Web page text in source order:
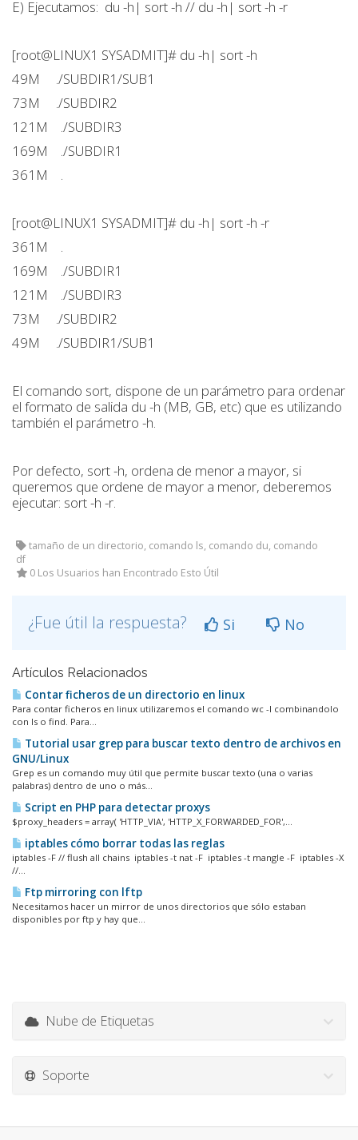
E) Ejecutamos: du -h| sort -h // du -h| sort -h -r
[root@LINUX1 SYSADMIT]# du -h| sort -h
49M ./SUBDIR1/SUB1
73M ./SUBDIR2
121M ./SUBDIR3
169M ./SUBDIR1
361M .
[root@LINUX1 SYSADMIT]# du -h| sort -h -r
361M .
169M ./SUBDIR1
121M ./SUBDIR3
73M ./SUBDIR2
49M ./SUBDIR1/SUB1
El comando sort, dispone de un parámetro para ordenar
el formato de salida du -h (MB, GB, etc) que es utilizando
también el parámetro -h.
Por defecto, sort -h, ordena de menor a mayor, si
queremos que ordene de mayor a menor, deberemos
ejecutar: sort -h -r.
tamaño de un directorio, comando ls, comando du, comando
df
0 Los Usuarios han Encontrado Esto Útil
¿Fue útil la respuesta? Si No
Artículos Relacionados
Contar ficheros de un directorio en linux
Para contar ficheros en linux utilizaremos el comando wc -l combinandolo
con ls o find. Para...
Tutorial usar grep para buscar texto dentro de archivos en
GNU/Linux
Grep es un comando muy útil que permite buscar texto (una o varias
palabras) dentro de uno o más...
Script en PHP para detectar proxys
$proxy_headers = array( 'HTTP_VIA', 'HTTP_X_FORWARDED_FOR',...
iptables cómo borrar todas las reglas
iptables -F // flush all chains iptables -t nat -F iptables -t mangle -F iptables -X
//...
Ftp mirroring con lftp
Necesitamos hacer un mirror de unos directorios que sólo estaban
disponibles por ftp y hay que...
Nube de Etiquetas
Soporte